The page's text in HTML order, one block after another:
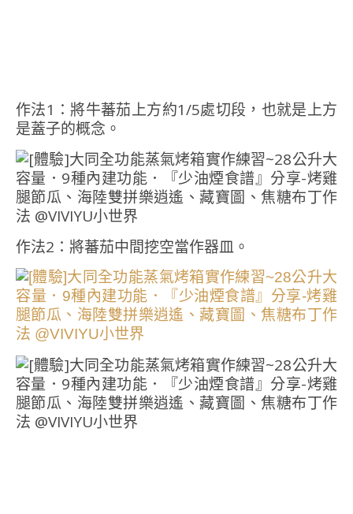
作法1：將牛蕃茄上方約1/5處切段，也就是上方
是蓋子的概念。
作法2：將蕃茄中間挖空當作器皿。